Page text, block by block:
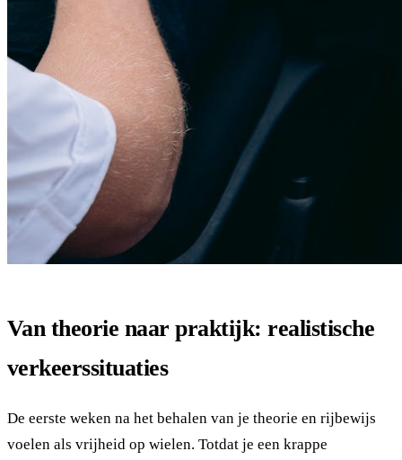
Van theorie naar praktijk: realistische
verkeerssituaties
De eerste weken na het behalen van je theorie en rijbewijs
voelen als vrijheid op wielen. Totdat je een krappe